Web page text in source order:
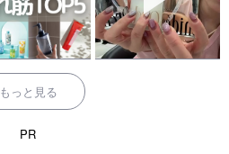
もっと見る
PR